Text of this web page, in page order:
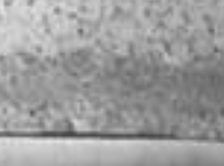
Bürozeiten
Kontakt
Anfahrt
Impressum
Suche